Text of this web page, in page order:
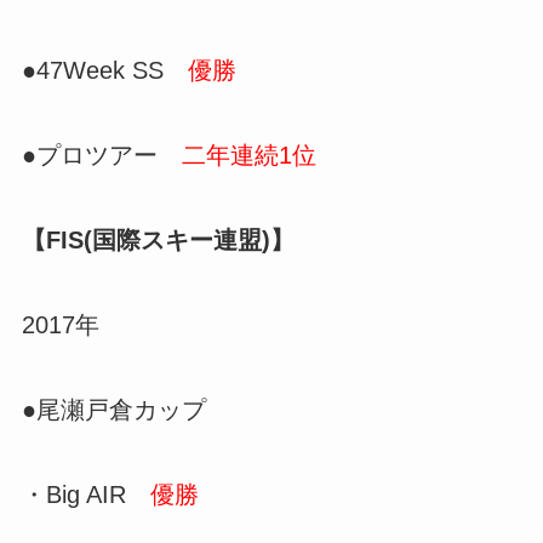
●47Week SS 優勝
●プロツアー 二年連続1位
【FIS(国際スキー連盟)】
2017年
●尾瀬戸倉カップ
・Big AIR 優勝